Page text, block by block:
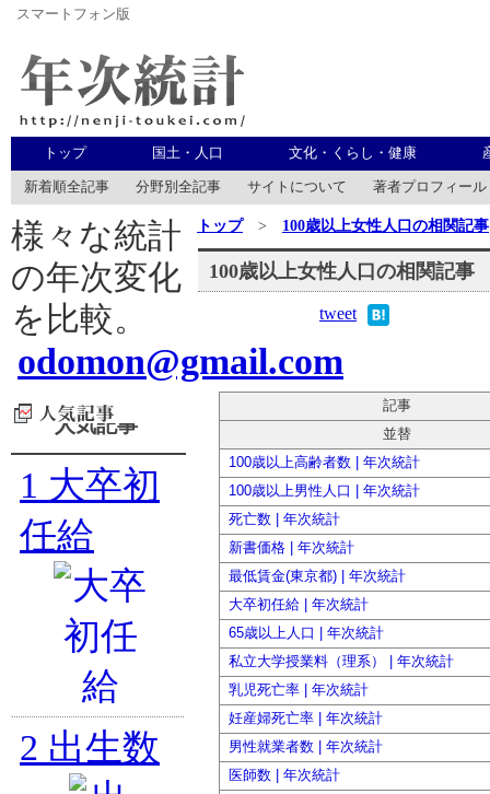
スマートフォン版
年次統計
トップ 国土・人口 文化・くらし・健康
新着順全記事 分野別全記事 サイトについて 著者プロフィール
トップ> 100歳以上女性人口の相関記事
100歳以上女性人口の相関記事
tweet
記事
並替
100歳以上高齢者数 | 年次統計
100歳以上男性人口 | 年次統計
死亡数 | 年次統計
新書価格 | 年次統計
最低賃金(東京都) | 年次統計
大卒初任給 | 年次統計
65歳以上人口 | 年次統計
私立大学授業料（理系） | 年次統計
乳児死亡率 | 年次統計
妊産婦死亡率 | 年次統計
男性就業者数 | 年次統計
医師数 | 年次統計
様々な統計
の年次変化
を比較。
odomon@gmail.com
人気記事
1 大卒初
任給
2 出生数